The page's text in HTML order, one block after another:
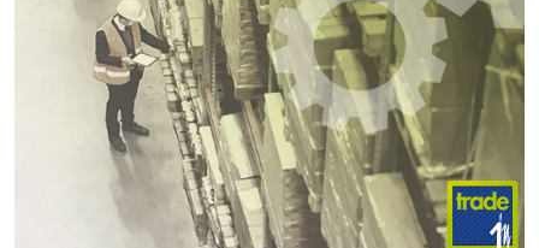
User abgespeichert.